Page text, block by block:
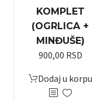
KOMPLET
(OGRLICA +
MINĐUŠE)
900,00 RSD
Dodaj u korpu